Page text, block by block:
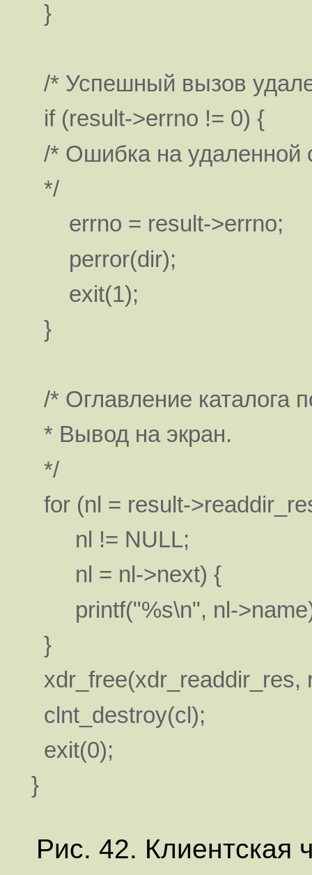
}
/* Успешный вызов
if (result->errno != 0) {
/* Ошибка на удаленной
*/
errno = result->errno;
perror(dir);
exit(1);
}
/* Оглавление каталога
* Вывод на экран.
*/
for (nl = result-
nl != NULL;
nl = nl->next) {
printf("%s\n", nl-
}
xdr_free(xdr_readdir_res,
clnt_destroy(cl);
exit(0);
}
Рис. 42. Клиентская